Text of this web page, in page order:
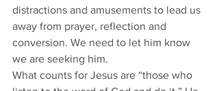
distractions and amusements to lead us
away from prayer, reflection and
conversion. We need to let him know
we are seeking him.
What counts for Jesus are “those who